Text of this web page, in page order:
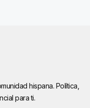
hispana. Política,
para ti.